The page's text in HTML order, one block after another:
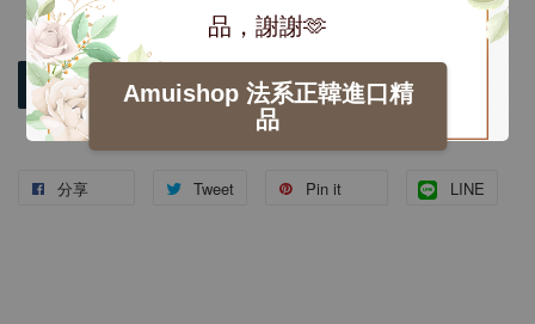
品，謝謝🫶
Amuishop 法系正韓進口精
品
加入購物車
分享 Tweet Pin it LINE